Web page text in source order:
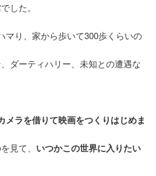
した。
マり、家から歩いて300歩くらいの
ダーティハリー、未知との遭遇な
メラを借りて映画をつくりはじめま
見て、 いつかこの世界に入りたい